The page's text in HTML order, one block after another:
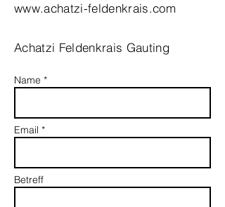
www.achatzi-feldenkrais.com
Achatzi Feldenkrais Gauting
Name *
Email *
Betreff